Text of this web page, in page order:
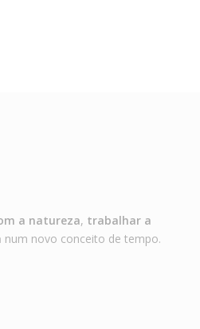
a natureza, trabalhar a
num novo conceito de tempo.